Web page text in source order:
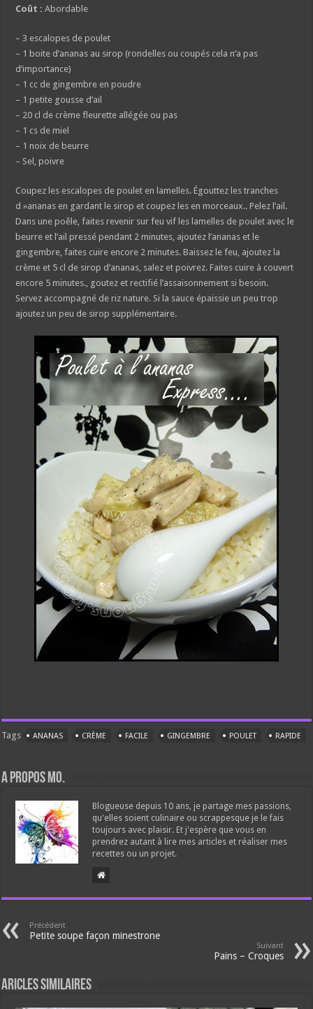
Coût : Abordable
– 3 escalopes de poulet
– 1 boite d’ananas au sirop (rondelles ou coupés cela n’a pas
d’importance)
– 1 cc de gingembre en poudre
– 1 petite gousse d’ail
– 20 cl de crème fleurette allégée ou pas
– 1 cs de miel
– 1 noix de beurre
– Sel, poivre
Coupez les escalopes de poulet en lamelles. Égouttez les tranches
d »ananas en gardant le sirop et coupez les en morceaux.. Pelez l’ail.
Dans une poêle, faites revenir sur feu vif les lamelles de poulet avec le
beurre et l’ail pressé pendant 2 minutes, ajoutez l’ananas et le
gingembre, faites cuire encore 2 minutes. Baissez le feu, ajoutez la
crème et 5 cl de sirop d’ananas, salez et poivrez. Faites cuire à couvert
encore 5 minutes., goutez et rectifié l’assaisonnement si besoin.
Servez accompagné de riz nature. Si la sauce épaissie un peu trop
ajoutez un peu de sirop supplémentaire.
Tags ANANAS CRÈME FACILE GINGEMBRE POULET RAPIDE
A propos Mo.
Blogueuse depuis 10 ans, je partage mes passions,
qu'elles soient culinaire ou scrappesque je le fais
toujours avec plaisir. Et j'espère que vous en
prendrez autant à lire mes articles et réaliser mes
recettes ou un projet.
Précédent
Petite soupe façon minestrone
Suivant
Pains – Croques
Aricles similaires